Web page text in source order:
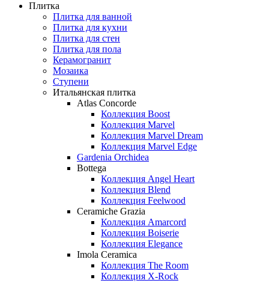
Плитка
Плитка для ванной
Плитка для кухни
Плитка для стен
Плитка для пола
Керамогранит
Мозаика
Ступени
Итальянская плитка
Atlas Concorde
Коллекция Boost
Коллекция Marvel
Коллекция Marvel Dream
Коллекция Marvel Edge
Gardenia Orchidea
Bottega
Коллекция Angel Heart
Коллекция Blend
Коллекция Feelwood
Ceramiche Grazia
Коллекция Amarcord
Коллекция Boiserie
Коллекция Elegance
Imola Ceramica
Коллекция The Room
Коллекция X-Rock